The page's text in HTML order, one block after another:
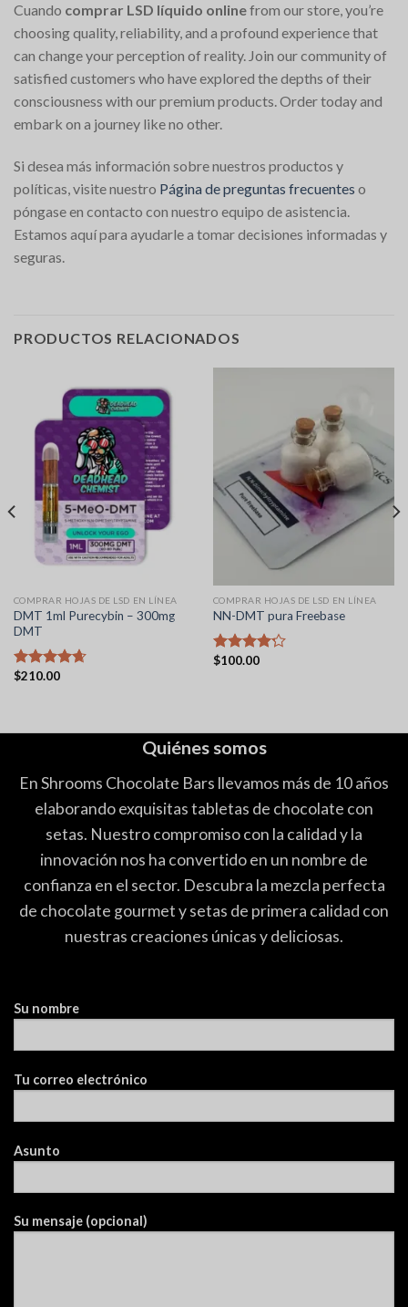
Cuando comprar LSD líquido onlinefrom our store, you’re
choosing quality, reliability, and a profound experience that
can change your perception of reality. Join our community of
satisfied customers who have explored the depths of their
consciousness with our premium products. Order today and
embark on a journey like no other.
Si desea más información sobre nuestros productos y
políticas, visite nuestro Página de preguntas frecuentes o
póngase en contacto con nuestro equipo de asistencia.
Estamos aquí para ayudarle a tomar decisiones informadas y
seguras.
PRODUCTOS RELACIONADOS
COMPRAR HOJAS DE LSD EN LÍNEA
DMT 1ml Purecybin – 300mg
DMT
Valorado
$210.00
COMPRAR HOJAS DE LSD EN LÍNEA
NN-DMT pura Freebase
Valorado
$100.00
Quiénes somos
En Shrooms Chocolate Bars llevamos más de 10 años
elaborando exquisitas tabletas de chocolate con
setas. Nuestro compromiso con la calidad y la
innovación nos ha convertido en un nombre de
confianza en el sector. Descubra la mezcla perfecta
de chocolate gourmet y setas de primera calidad con
nuestras creaciones únicas y deliciosas.
Su nombre
Tu correo electrónico
Asunto
Su mensaje (opcional)